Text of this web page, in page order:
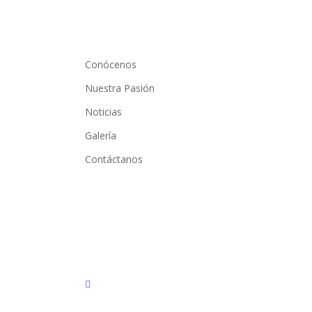
Conócenos
Nuestra Pasión
Noticias
Galería
Contáctanos
facebook